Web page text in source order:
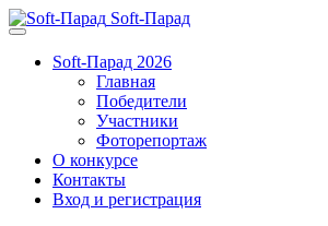
Soft-Парад
Soft-Парад 2026
Главная
Победители
Участники
Фоторепортаж
О конкурсе
Контакты
Вход и регистрация